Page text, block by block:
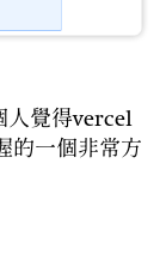
人覺得vercel
的一個非常方